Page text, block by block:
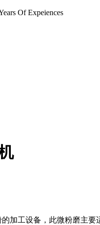
Of Expeiences
加工设备，此微粉磨主